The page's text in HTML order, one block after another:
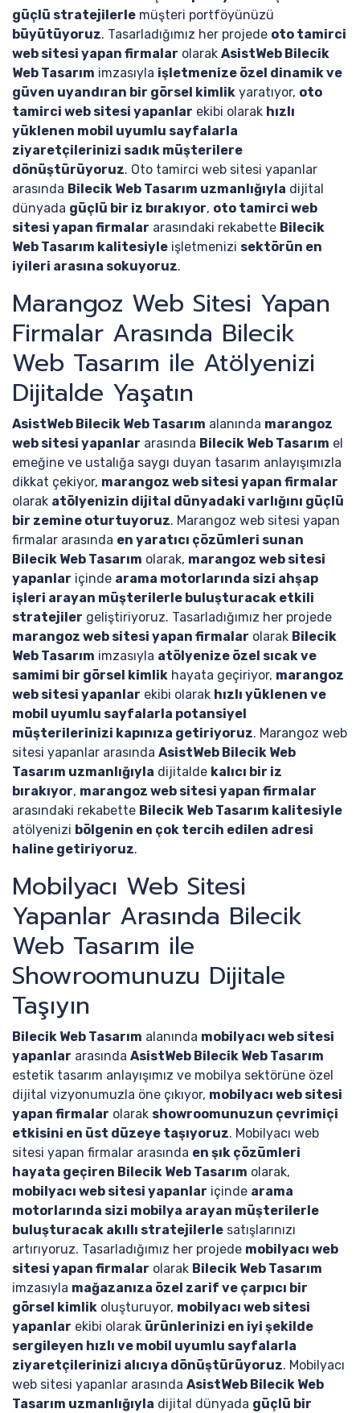
güçlü stratejilerle müşteri portföyünüzü
büyütüyoruz. Tasarladığımız her projede oto tamirci
web sitesi yapan firmalar olarak AsistWeb Bilecik
Web Tasarım imzasıyla işletmenize özel dinamik ve
güven uyandıran bir görsel kimlik yaratıyor, oto
tamirci web sitesi yapanlar ekibi olarak hızlı
yüklenen mobil uyumlu sayfalarla
ziyaretçilerinizi sadık müşterilere
dönüştürüyoruz. Oto tamirci web sitesi yapanlar
arasında Bilecik Web Tasarım uzmanlığıyla dijital
dünyada güçlü bir iz bırakıyor, oto tamirci web
sitesi yapan firmalar arasındaki rekabette Bilecik
Web Tasarım kalitesiyle işletmenizi sektörün en
iyileri arasına sokuyoruz.
Marangoz Web Sitesi Yapan
Firmalar Arasında Bilecik
Web Tasarım ile Atölyenizi
Dijitalde Yaşatın
AsistWeb Bilecik Web Tasarım alanında marangoz
web sitesi yapanlar arasında Bilecik Web Tasarım el
emeğine ve ustalığa saygı duyan tasarım anlayışımızla
dikkat çekiyor, marangoz web sitesi yapan firmalar
olarak atölyenizin dijital dünyadaki varlığını güçlü
bir zemine oturtuyoruz. Marangoz web sitesi yapan
firmalar arasında en yaratıcı çözümleri sunan
Bilecik Web Tasarım olarak, marangoz web sitesi
yapanlar içinde arama motorlarında sizi ahşap
işleri arayan müşterilerle buluşturacak etkili
stratejiler geliştiriyoruz. Tasarladığımız her projede
marangoz web sitesi yapan firmalar olarak Bilecik
Web Tasarım imzasıyla atölyenize özel sıcak ve
samimi bir görsel kimlik hayata geçiriyor, marangoz
web sitesi yapanlar ekibi olarak hızlı yüklenen ve
mobil uyumlu sayfalarla potansiyel
müşterilerinizi kapınıza getiriyoruz. Marangoz web
sitesi yapanlar arasında AsistWeb Bilecik Web
Tasarım uzmanlığıyla dijitalde kalıcı bir iz
bırakıyor, marangoz web sitesi yapan firmalar
arasındaki rekabette Bilecik Web Tasarım kalitesiyle
atölyenizi bölgenin en çok tercih edilen adresi
haline getiriyoruz.
Mobilyacı Web Sitesi
Yapanlar Arasında Bilecik
Web Tasarım ile
Showroomunuzu Dijitale
Taşıyın
Bilecik Web Tasarım alanında mobilyacı web sitesi
yapanlar arasında AsistWeb Bilecik Web Tasarım
estetik tasarım anlayışımız ve mobilya sektörüne özel
dijital vizyonumuzla öne çıkıyor, mobilyacı web sitesi
yapan firmalar olarak showroomunuzun çevrimiçi
etkisini en üst düzeye taşıyoruz. Mobilyacı web
sitesi yapan firmalar arasında en şık çözümleri
hayata geçiren Bilecik Web Tasarım olarak,
mobilyacı web sitesi yapanlar içinde arama
motorlarında sizi mobilya arayan müşterilerle
buluşturacak akıllı stratejilerle satışlarınızı
artırıyoruz. Tasarladığımız her projede mobilyacı web
sitesi yapan firmalar olarak Bilecik Web Tasarım
imzasıyla mağazanıza özel zarif ve çarpıcı bir
görsel kimlik oluşturuyor, mobilyacı web sitesi
yapanlar ekibi olarak ürünlerinizi en iyi şekilde
sergileyen hızlı ve mobil uyumlu sayfalarla
ziyaretçilerinizi alıcıya dönüştürüyoruz. Mobilyacı
web sitesi yapanlar arasında AsistWeb Bilecik Web
Tasarım uzmanlığıyla dijital dünyada güçlü bir